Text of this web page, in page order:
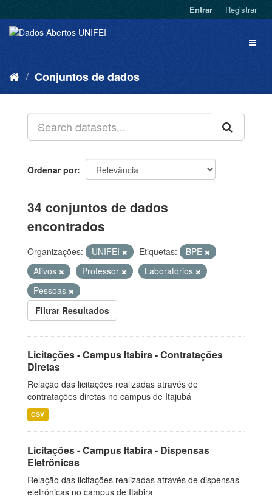
Entrar Registrar
Conjuntos de dados
Ordenar por
34 conjuntos de dados
encontrados
Organizações: UNIFEI Etiquetas:
BPE
Ativos
Professor
Laboratórios
Pessoas
Filtrar Resultados
Licitações - Campus Itabira - Contratações
Diretas
Relação das licitações realizadas através de
contratações diretas no campus de Itajubá
CSV
Licitações - Campus Itabira - Dispensas
Eletrônicas
Relação das licitações realizadas através de dispensas
eletrônicas no campus de Itabira